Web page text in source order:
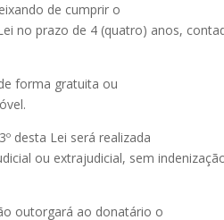
de cumprir o
no prazo de 4 (quatro) anos,
forma gratuita ou
desta Lei será realizada
ou extrajudicial, sem
outorgará ao donatário o